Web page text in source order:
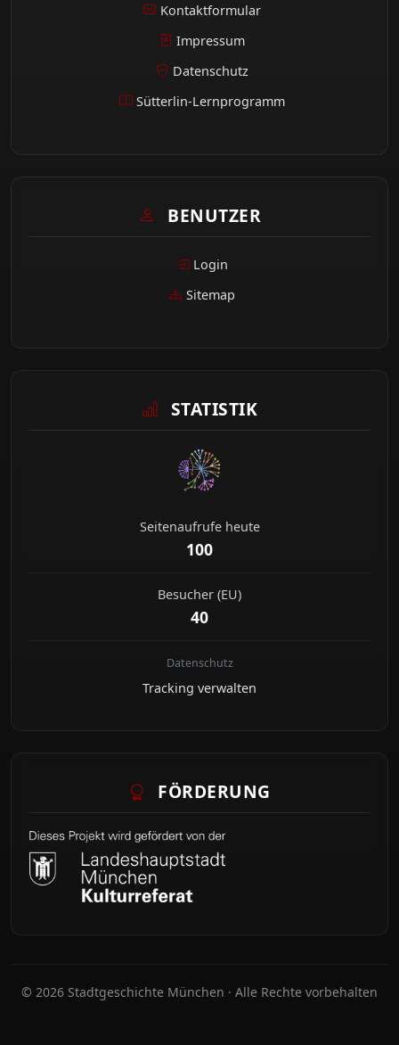
Kontaktformular
Impressum
Datenschutz
Sütterlin-Lernprogramm
BENUTZER
Login
Sitemap
STATISTIK
Seitenaufrufe heute
100
Besucher (EU)
40
Datenschutz
Tracking verwalten
FÖRDERUNG
© 2026 Stadtgeschichte München · Alle Rechte vorbehalten